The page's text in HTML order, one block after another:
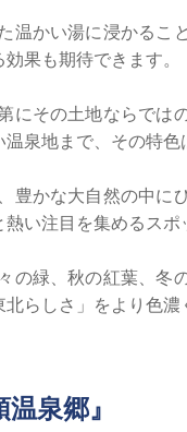
かい湯に浸かるこ
果も期待できます。
その土地ならでは
泉地まで、その特色
かな大自然の中に
い注目を集めるスポ
緑、秋の紅葉、冬
らしさ」をより色濃
泉郷』